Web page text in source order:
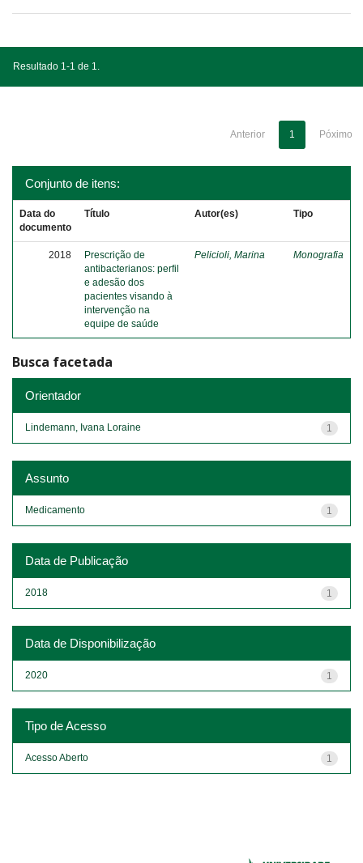
Resultado 1-1 de 1.
Anterior 1 Póximo
Conjunto de itens:
Data do
documento
Título Autor(es) Tipo
2018
Prescrição de
antibacterianos: perfil
e adesão dos
pacientes visando à
intervenção na
equipe de saúde
Pelicioli, Marina Monografia
Busca facetada
Orientador
1
Lindemann, Ivana Loraine
Assunto
1
Medicamento
Data de Publicação
1
2018
Data de Disponibilização
1
2020
Tipo de Acesso
1
Acesso Aberto